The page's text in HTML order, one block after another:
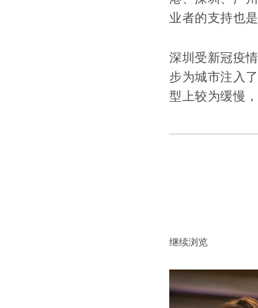
业者的支持也
深圳受新冠疫
步为城市注入
型上较为缓慢
继续浏览